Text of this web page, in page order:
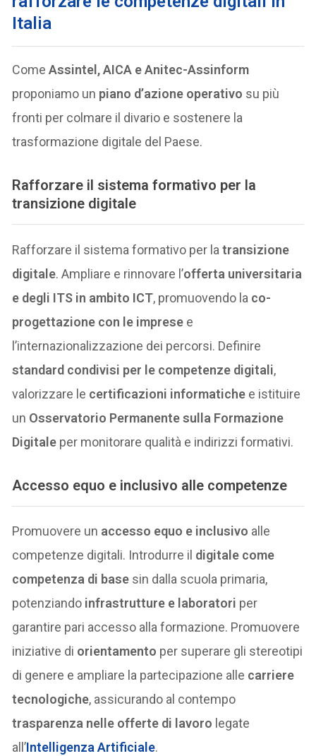
Italia
ComeAssintel, AICA e Anitec-Assinform
proponiamo un piano d’azione operativo su più
fronti per colmare il divario e sostenere la
trasformazione digitale del Paese.
Rafforzare il sistema formativo per la
transizione digitale
Rafforzare il sistema formativo per latransizione
digitale. Ampliare e rinnovare l’offerta universitaria
e degli ITS in ambito ICT, promuovendo la co-
progettazione con le imprese e
l’internazionalizzazione dei percorsi. Definire
standard condivisi per le competenze digitali,
valorizzare le certificazioni informatiche e istituire
un Osservatorio Permanente sulla Formazione
Digitale per monitorare qualità e indirizzi formativi.
Accesso equo e inclusivo alle competenze
Promuovere un accesso equo e inclusivo alle
competenze digitali. Introdurre il digitale come
competenza di base sin dalla scuola primaria,
potenziando infrastrutture e laboratori per
garantire pari accesso alla formazione. Promuovere
iniziative di orientamento per superare gli stereotipi
di genere e ampliare la partecipazione alle carriere
tecnologiche, assicurando al contempo
trasparenza nelle offerte di lavoro legate
all’Intelligenza Artificiale.